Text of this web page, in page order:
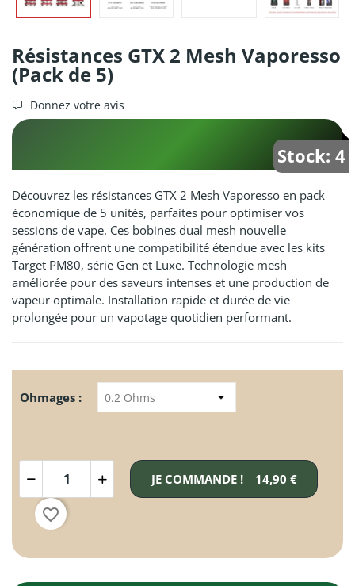
Résistances GTX 2 Mesh Vaporesso
(Pack de 5)
Donnez votre avis
Stock: 4
Découvrez les résistances GTX 2 Mesh Vaporesso en pack
économique de 5 unités, parfaites pour optimiser vos
sessions de vape. Ces bobines dual mesh nouvelle
génération offrent une compatibilité étendue avec les kits
Target PM80, série Gen et Luxe. Technologie mesh
améliorée pour des saveurs intenses et une production de
vapeur optimale. Installation rapide et durée de vie
prolongée pour un vapotage quotidien performant.
Ohmages :
JE COMMANDE ! 14,90 €
favorite_border